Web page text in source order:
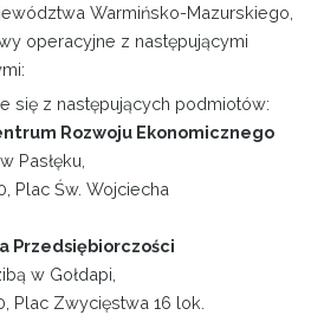
Warmińsko-Mazurskiego,
operacyjne z następującymi
się z następujących podmiotów:
Rozwoju Ekonomicznego
Pasłęku,
Plac Św. Wojciecha
Przedsiębiorczości
w Gołdapi,
Plac Zwycięstwa 16 lok.